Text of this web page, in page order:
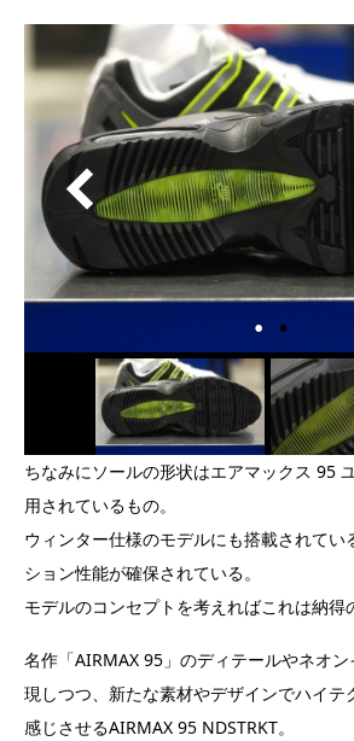
ちなみにソールの形状はエアマックス 95
用されているもの。
ウィンター仕様のモデルにも搭載されてい
ション性能が確保されている。
モデルのコンセプトを考えればこれは納得
名作「AIRMAX 95」のディテールやネオ
現しつつ、新たな素材やデザインでハイテ
感じさせるAIRMAX 95 NDSTRKT。